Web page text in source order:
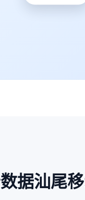
据汕尾